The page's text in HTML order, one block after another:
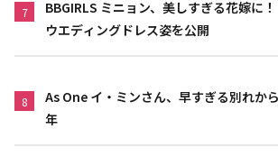
7
BBGIRLS ミニョン、美しすぎる花嫁に
ウエディングドレス姿を公開
8
As One イ・ミンさん、早すぎる別れか
年